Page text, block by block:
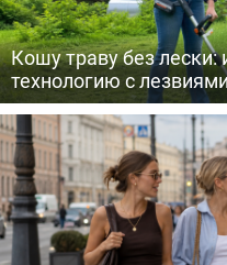
Кошу траву без
технологию с